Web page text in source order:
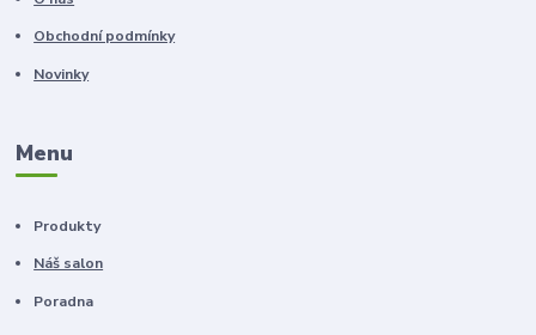
Obchodní podmínky
Novinky
Menu
Produkty
Náš salon
Poradna